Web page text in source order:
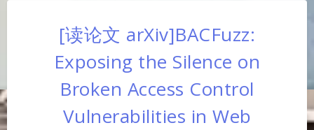
[读论文 arXiv]BACFuzz:
Exposing the Silence on
Broken Access Control
Vulnerabilities in Web